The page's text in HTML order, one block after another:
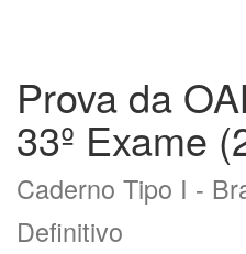
Prova da
33º Exame
Caderno Tipo I -
Definitivo